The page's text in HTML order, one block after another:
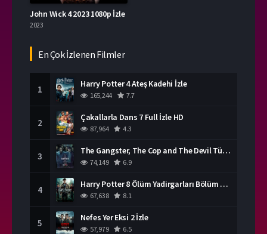
John Wick 4 2023 1080p İzle
2023
En Çok İzlenen Filmler
1 Harry Potter 4 Ateş Kadehi İzle
165,244 7.7
2 Çakallarla Dans 7 Full İzle HD
87,964 4.3
3 The Gangster, The Cop and The Devil Türkçe Dublaj İzle
74,149 6.9
4 Harry Potter 8 Ölüm Yadirgarları Bölüm 2 İzle
67,638 8.1
5 Nefes Yer Eksi 2 İzle
57,979 6.5